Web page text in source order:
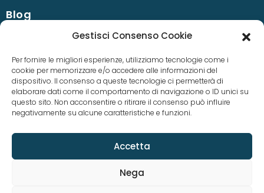
Gestisci Consenso Cookie
Per fornire le migliori esperienze, utilizziamo tecnologie come i
cookie per memorizzare e/o accedere alle informazioni del
dispositivo. Il consenso a queste tecnologie ci permetterà di
elaborare dati come il comportamento di navigazione o ID unici su
questo sito. Non acconsentire o ritirare il consenso può influire
negativamente su alcune caratteristiche e funzioni.
Accetta
Nega
Blog
Casi studio